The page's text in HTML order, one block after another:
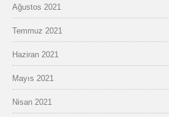
Ağustos 2021
Temmuz 2021
Haziran 2021
Mayıs 2021
Nisan 2021